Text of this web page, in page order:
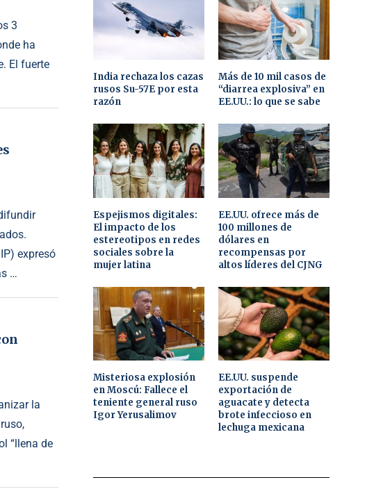
3
ha
El fuerte
expresó
…
la
“llena de
India rechaza los cazas
rusos Su-57E por esta
razón
Más de 10 mil casos de
“diarrea explosiva” en
EE.UU.: lo que se sabe
Espejismos digitales:
El impacto de los
estereotipos en redes
sociales sobre la
mujer latina
EE.UU. ofrece más de
100 millones de
dólares en
recompensas por
altos líderes del CJNG
Misteriosa explosión
en Moscú: Fallece el
teniente general ruso
Igor Yerusalimov
EE.UU. suspende
exportación de
aguacate y detecta
brote infeccioso en
lechuga mexicana